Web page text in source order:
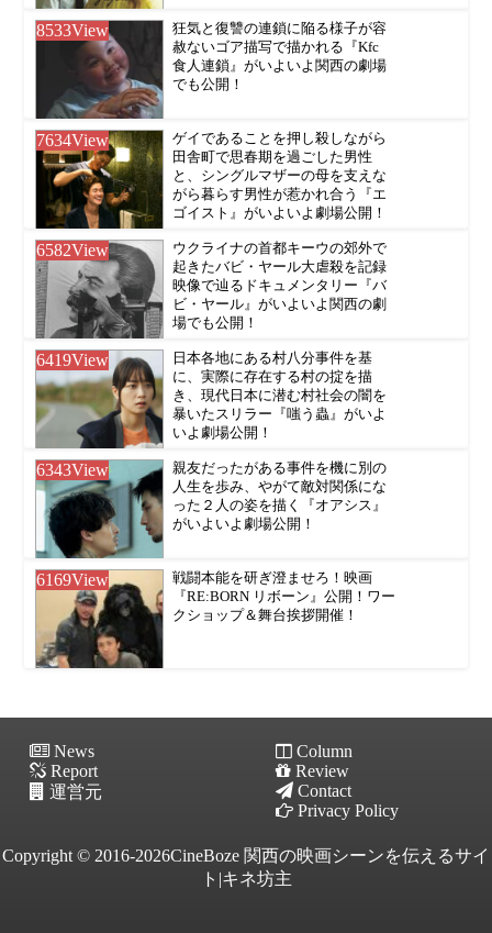
8533View
狂気と復讐の連鎖に陥る様子が容
赦ないゴア描写で描かれる『Kfc
食人連鎖』がいよいよ関西の劇場
でも公開！
7634View
ゲイであることを押し殺しながら
田舎町で思春期を過ごした男性
と、シングルマザーの母を支えな
がら暮らす男性が惹かれ合う『エ
ゴイスト』がいよいよ劇場公開！
6582View
ウクライナの首都キーウの郊外で
起きたバビ・ヤール大虐殺を記録
映像で辿るドキュメンタリー『バ
ビ・ヤール』がいよいよ関西の劇
場でも公開！
6419View
日本各地にある村八分事件を基
に、実際に存在する村の掟を描
き、現代日本に潜む村社会の闇を
暴いたスリラー『嗤う蟲』がいよ
いよ劇場公開！
6343View
親友だったがある事件を機に別の
人生を歩み、やがて敵対関係にな
った２人の姿を描く『オアシス』
がいよいよ劇場公開！
6169View
戦闘本能を研ぎ澄ませろ！映画
『RE:BORN リボーン』公開！ワー
クショップ＆舞台挨拶開催！
News
Column
Report
Review
運営元
Contact
Privacy Policy
Copyright © 2016-2026CineBoze 関西の映画シーンを伝えるサイ
ト|キネ坊主